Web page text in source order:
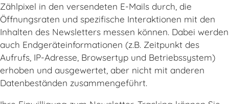
Zählpixel in den versendeten E-Mails durch, die
Öffnungsraten und spezifische Interaktionen mit den
Inhalten des Newsletters messen können. Dabei werden
auch Endgeräteinformationen (z.B. Zeitpunkt des
Aufrufs, IP-Adresse, Browsertyp und Betriebssystem)
erhoben und ausgewertet, aber nicht mit anderen
Datenbeständen zusammengeführt.